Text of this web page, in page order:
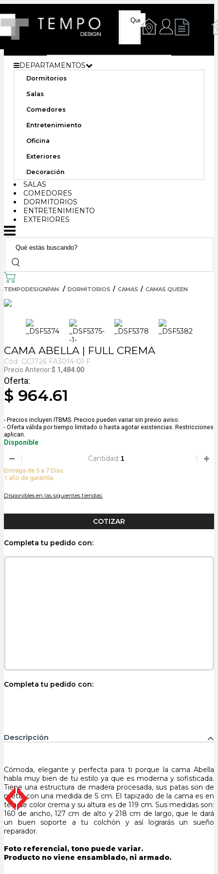
DEPARTAMENTOS
Dormitorios
Salas
Comedores
Entretenimiento
Oficina
Exteriores
Decoración
SALAS
COMEDORES
DORMITORIOS
ENTRETENIMIENTO
EXTERIORES
TEMPODESIGNPAN DORMITORIOS CAMAS CAMAS QUEEN
CAMA ABELLA | FULL CREMA
Cód: GC1726 FA3014-01 F
$ 1,484.00
$ 964.61
- Precios incluyen ITBMS. Precios pueden variar sin previo aviso.
- Oferta válida por tiempo limitado o hasta agotar existencias. Restricciones
aplican.
Disponible
Cantidad:
Entrega de 5 a 7 Días
1 año de garantía
Disponibles en las siguientes tiendas:
Completa tu pedido con:
Completa tu pedido con:
Descripción
Cómoda, elegante y perfecta para ti porque la cama Abella
habla muy bien de tu estilo ya que es moderna y sofisticada.
Tiene una estructura de madera procesada, sus patas son de
metal con una medida de 5 cm. El tapizado de la cama es en
tela de color crema y su altura es de 119 cm. Sus medidas son:
160 de ancho, 127 cm de alto y 218 cm de largo, que le dará
un buen soporte a tu colchón y así lograrás un sueño
reparador.
Foto referencial, tono puede variar.
Producto no viene ensamblado, ni armado.